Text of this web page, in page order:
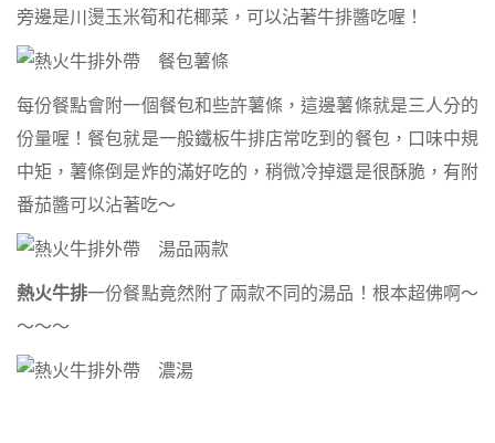
旁邊是川燙玉米筍和花椰菜，可以沾著牛排醬吃喔！
每份餐點會附一個餐包和些許薯條，這邊薯條就是三人分的
份量喔！餐包就是一般鐵板牛排店常吃到的餐包，口味中規
中矩，薯條倒是炸的滿好吃的，稍微冷掉還是很酥脆，有附
番茄醬可以沾著吃～
熱火牛排一份餐點竟然附了兩款不同的湯品！根本超佛啊～
～～～